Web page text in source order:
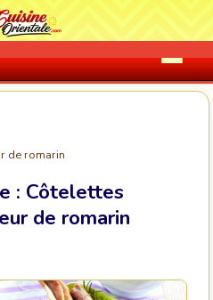
de romarin
: Côtelettes
de romarin